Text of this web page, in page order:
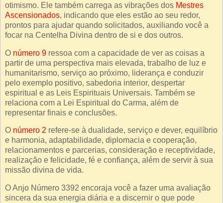
otimismo. Ele também carrega as vibrações dos Mestres
Ascensionados, indicando que eles estão ao seu redor,
prontos para ajudar quando solicitados, auxiliando você a
focar na Centelha Divina dentro de si e dos outros.
O número 9 ressoa com a capacidade de ver as coisas a
partir de uma perspectiva mais elevada, trabalho de luz e
humanitarismo, serviço ao próximo, liderança e conduzir
pelo exemplo positivo, sabedoria interior, despertar
espiritual e as Leis Espirituais Universais. Também se
relaciona com a Lei Espiritual do Carma, além de
representar finais e conclusões.
O número 2 refere-se à dualidade, serviço e dever, equilíbrio
e harmonia, adaptabilidade, diplomacia e cooperação,
relacionamentos e parcerias, consideração e receptividade,
realização e felicidade, fé e confiança, além de servir à sua
missão divina de vida.
O Anjo Número 3392 encoraja você a fazer uma avaliação
sincera da sua energia diária e a discernir o que pode